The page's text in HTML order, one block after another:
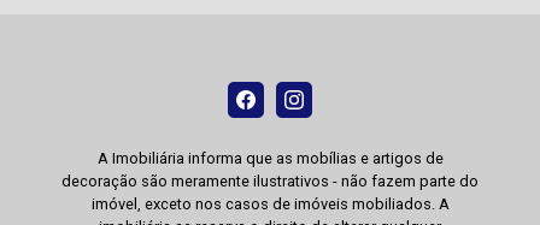
A Imobiliária informa que as mobílias e artigos de
decoração são meramente ilustrativos - não fazem parte do
imóvel, exceto nos casos de imóveis mobiliados. A